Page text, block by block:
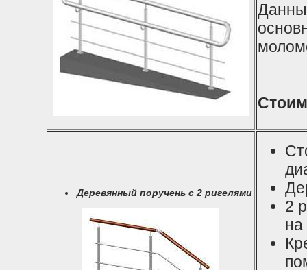
Деревянный поручень с 2 ригелями
2
на